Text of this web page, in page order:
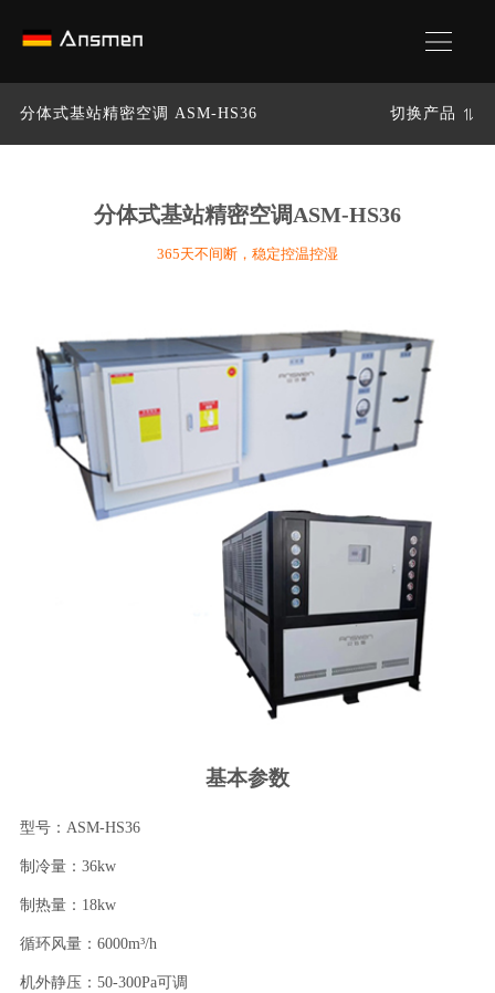
分体式基站精密空调 ASM-HS36 切换产品
分体式基站精密空调ASM-HS36
365天不间断，稳定控温控湿
基本参数
型号：ASM-HS36
制冷量：36kw
制热量：18kw
循环风量：6000m³/h
机外静压：50-300Pa可调